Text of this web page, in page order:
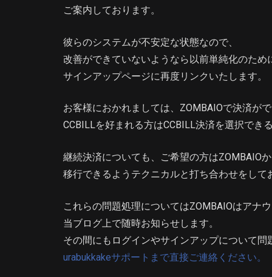
ご案内しております。
彼らのシステムが不安定な状態なので、
改善ができていないようなら以前単純化のため
サインアップページに再度リンクいたします。
お客様におかれましては、ZOMBAIOで決済が
CCBILLを好まれる方はCCBILL決済を選択でき
継続決済についても、ご希望の方はZOMBAIO
移行できるようテクニカルと打ち合わせをして
これらの問題処理についてはZOMBAIOはアナ
当ブログ上で随時お知らせします。
その間にもログインやサインアップについて問
urabukkakeサポートまで直接ご連絡ください。